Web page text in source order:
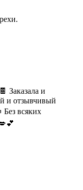
Заказала и
и отзывчивый
всяких